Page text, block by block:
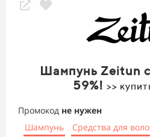
Шампунь Zeitun
59%! >>
Промокод не нужен
Шампунь
Средства для